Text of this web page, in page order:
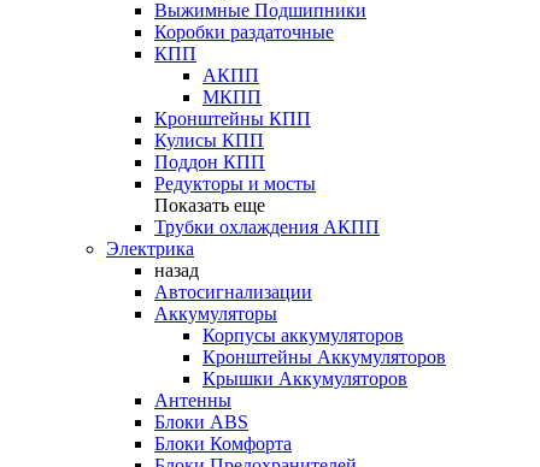
Выжимные Подшипники
Коробки раздаточные
КПП
АКПП
МКПП
Кронштейны КПП
Кулисы КПП
Поддон КПП
Редукторы и мосты
Показать еще
Трубки охлаждения АКПП
Электрика
назад
Автосигнализации
Аккумуляторы
Корпусы аккумуляторов
Кронштейны Аккумуляторов
Крышки Аккумуляторов
Антенны
Блоки ABS
Блоки Комфорта